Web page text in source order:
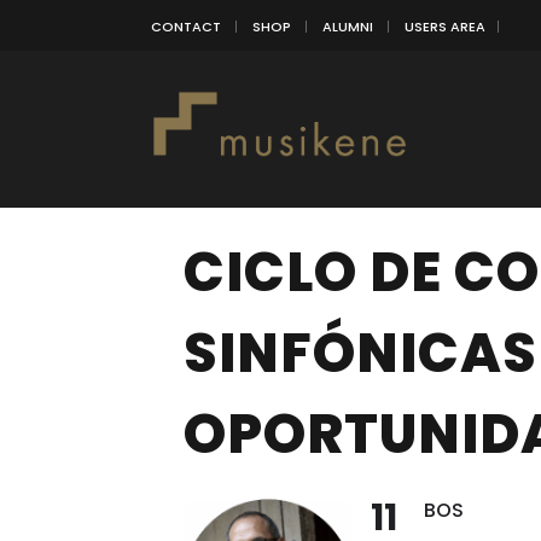
CONTACT SHOP ALUMNI USERS AREA
CICLO DE
11 BOS